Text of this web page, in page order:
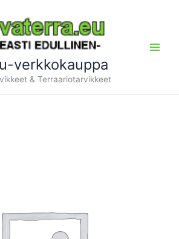
verkkokauppa
& Terraariotarvikkeet